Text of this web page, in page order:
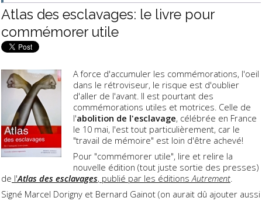
Atlas des esclavages: le livre pour
commémorer utile
A force d'accumuler les commémorations, l'oeil
dans le rétroviseur, le risque est d'oublier
d'aller de l'avant. Il est pourtant des
commémorations utiles et motrices. Celle de
l'abolition de l'esclavage, célébrée en France
le 10 mai, l'est tout particulièrement, car le
"travail de mémoire" est loin d'être achevé!
Pour "commémorer utile", lire et relire la
nouvelle édition (tout juste sortie des presses)
de l'Atlas des esclavages, publié par les éditions Autrement
Signé Marcel Dorigny et Bernard Gainot (on aurait dû ajouter aussi